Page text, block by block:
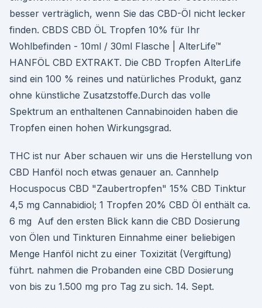
besser verträglich, wenn Sie das CBD-Öl nicht lecker
finden. CBDS CBD ÖL Tropfen 10% für Ihr
Wohlbefinden - 10ml / 30ml Flasche | AlterLife™
HANFÖL CBD EXTRAKT. Die CBD Tropfen AlterLife
sind ein 100 % reines und natürliches Produkt, ganz
ohne künstliche Zusatzstoffe.Durch das volle
Spektrum an enthaltenen Cannabinoiden haben die
Tropfen einen hohen Wirkungsgrad.
THC ist nur Aber schauen wir uns die Herstellung von
CBD Hanföl noch etwas genauer an. Cannhelp
Hocuspocus CBD "Zaubertropfen" 15% CBD Tinktur
4,5 mg Cannabidiol; 1 Tropfen 20% CBD Öl enthält ca.
6 mg Auf den ersten Blick kann die CBD Dosierung
von Ölen und Tinkturen Einnahme einer beliebigen
Menge Hanföl nicht zu einer Toxizität (Vergiftung)
führt. nahmen die Probanden eine CBD Dosierung
von bis zu 1.500 mg pro Tag zu sich. 14. Sept.